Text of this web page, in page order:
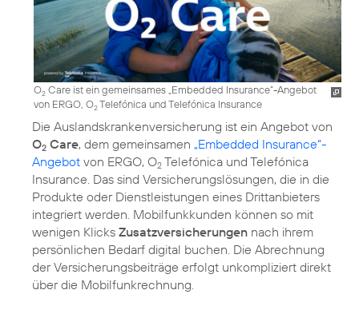
O2 Care ist ein gemeinsames „Embedded Insurance“-Angebot
von ERGO, O2Telefónica und Telefónica Insurance
Die Auslandskrankenversicherung ist ein Angebot von
O2 Care, dem gemeinsamen „Embedded Insurance“-
Angebot von ERGO, O2 Telefónica und Telefónica
Insurance. Das sind Versicherungslösungen, die in die
Produkte oder Dienstleistungen eines Drittanbieters
integriert werden. Mobilfunkkunden können so mit
wenigen Klicks Zusatzversicherungen nach ihrem
persönlichen Bedarf digital buchen. Die Abrechnung
der Versicherungsbeiträge erfolgt unkompliziert direkt
über die Mobilfunkrechnung.